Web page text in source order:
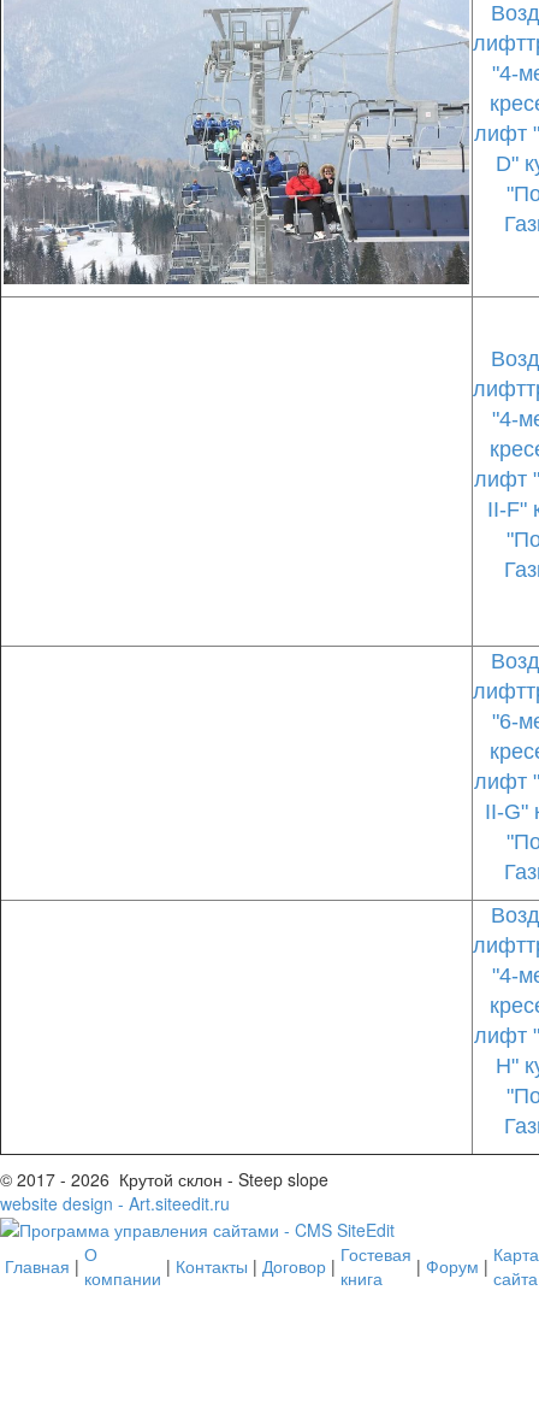
"4-
лифт
D"
"4-
лифт
II-F"
"6-
лифт
II-G"
"4-
лифт
H"
© 2017 - 2026 Крутой склон - Steep slope
website design - Art.siteedit.ru
Главная | О
компании | Контакты | Договор | Гостевая
книга
| Форум | Карта
сайта